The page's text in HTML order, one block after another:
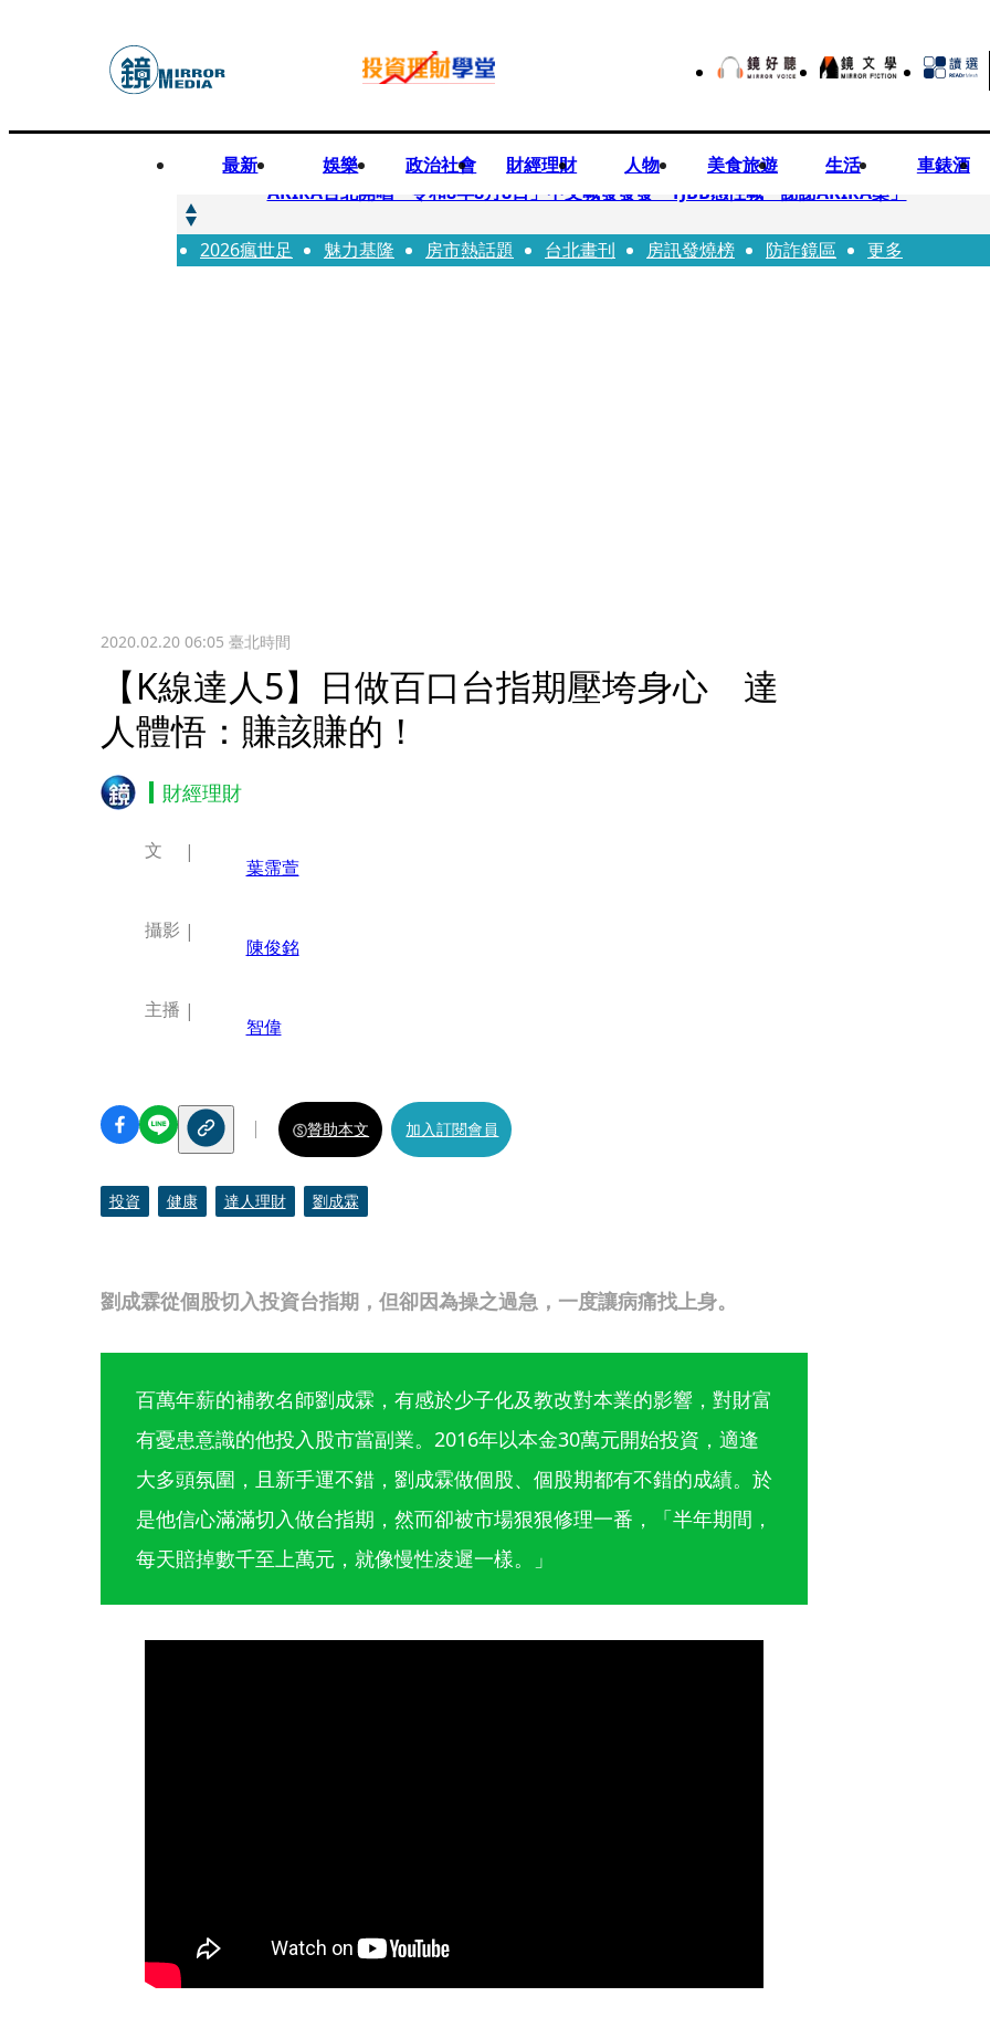
最新 娛樂 政治社會 財經理財 人物 美食旅遊 生活 車錶酒
快訊
AKIRA台北開唱「令和8年8月8日」中文喊發發發 TJBB感性喊「謝謝AKIRA桑」
快訊
台灣新冠期間沒疫苗可打？ 律師列3款嗆：陳時中唯一擋的叫科興
2026瘋世足 魅力基隆 房市熱話題 台北畫刊 房訊發燒榜 防詐鏡區 更多
2020.02.20 06:05 臺北時間
【K線達人5】日做百口台指期壓垮身心 達
人體悟：賺該賺的！
財經理財
劉成霖從個股切入投資台指期，但卻因為操之過急，一度讓病痛找上身。
文
葉霈萱
攝影
陳俊銘
主播
智偉
贊助本文 加入訂閱會員
投資 健康 達人理財 劉成霖
百萬年薪的補教名師劉成霖，有感於少子化及教改對本業的影響，對財富
有憂患意識的他投入股市當副業。2016年以本金30萬元開始投資，適逢
大多頭氛圍，且新手運不錯，劉成霖做個股、個股期都有不錯的成績。於
是他信心滿滿切入做台指期，然而卻被市場狠狠修理一番，「半年期間，
每天賠掉數千至上萬元，就像慢性凌遲一樣。」